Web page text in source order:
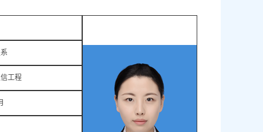
工程